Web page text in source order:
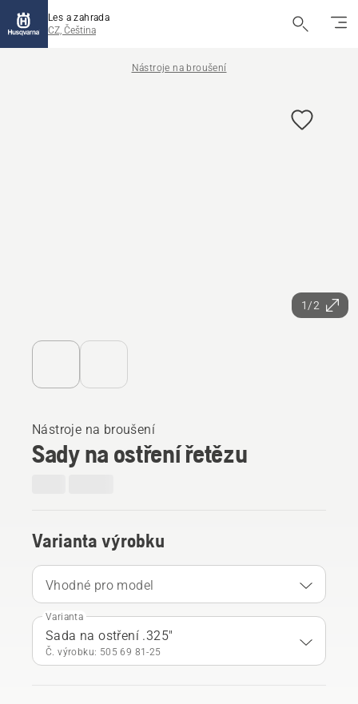
Les a zahrada
CZ, Čeština
Nástroje na broušení
1/2
Nástroje na broušení
Sady na ostření řetězu
Varianta výrobku
Vhodné pro model
Varianta
Sada na ostření .325"
Č. výrobku: 505 69 81‑25